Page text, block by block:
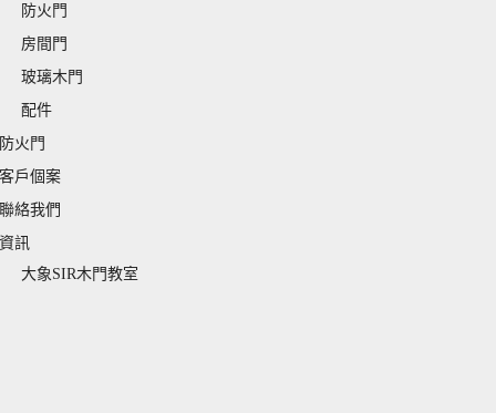
防火門
房間門
玻璃木門
配件
防火門
客戶個案
聯絡我們
資訊
大象SIR木門教室